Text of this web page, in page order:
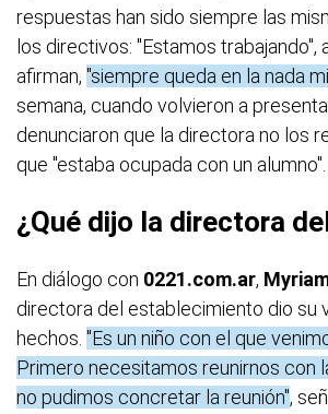
respuestas han sido siempre las
los directivos: "Estamos trabajando",
afirman, "siempre queda en la nada
semana, cuando volvieron a
denunciaron que la directora no los
que "estaba ocupada con un alumno".
¿Qué dijo la directora
En diálogo con 0221.com.ar,
directora del establecimiento dio su
hechos. "Es un niño con el que
Primero necesitamos reunirnos con
no pudimos concretar la reunión",